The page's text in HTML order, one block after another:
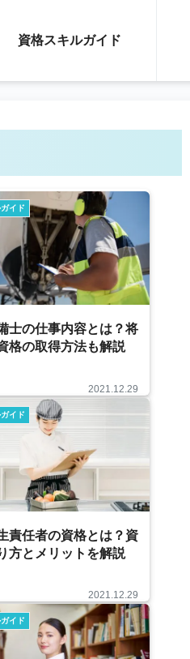
資格スキルガイド
イド
士の仕事内容とは？将
格の取得方法も解説
2021.12.29
イド
責任者の資格とは？資
方とメリットを解説
2021.12.29
イド